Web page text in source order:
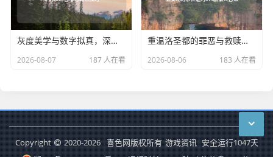
灰度美学与数字拟真，深度解析和平精英建模中的灰色哲学与调色技巧
2026-08-07 187 人在看
重温洛圣都的罪恶与救赎，Steam平台上GTA 5剧情模式的永恒魅力GTA剧情大合集
2026-08-06 183 人在看
Copyright 2020-2026 喜色网版权所有 游戏资讯 安全运行1047天